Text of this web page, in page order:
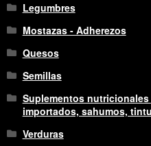
Legumbres
Mostazas - Adherezos
Quesos
Semillas
Suplementos
importados, sahumos,
Verduras